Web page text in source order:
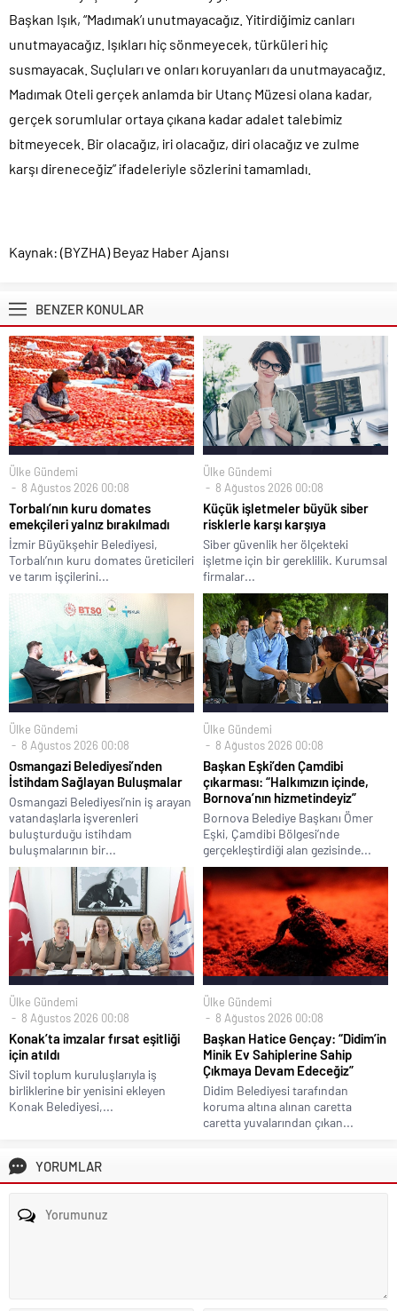
Başkan Işık, “Madımak’ı unutmayacağız. Yitirdiğimiz canları
unutmayacağız. Işıkları hiç sönmeyecek, türküleri hiç
susmayacak. Suçluları ve onları koruyanları da unutmayacağız.
Madımak Oteli gerçek anlamda bir Utanç Müzesi olana kadar,
gerçek sorumlular ortaya çıkana kadar adalet talebimiz
bitmeyecek. Bir olacağız, iri olacağız, diri olacağız ve zulme
karşı direneceğiz” ifadeleriyle sözlerini tamamladı.
Kaynak: (BYZHA) Beyaz Haber Ajansı
BENZER KONULAR
Ülke Gündemi
8 Ağustos 2026 00:08
Torbalı’nın kuru domates
emekçileri yalnız bırakılmadı
İzmir Büyükşehir Belediyesi,
Torbalı’nın kuru domates üreticileri
ve tarım işçilerini...
Ülke Gündemi
8 Ağustos 2026 00:08
Küçük işletmeler büyük siber
risklerle karşı karşıya
Siber güvenlik her ölçekteki
işletme için bir gereklilik. Kurumsal
firmalar...
Ülke Gündemi
8 Ağustos 2026 00:08
Osmangazi Belediyesi’nden
İstihdam Sağlayan Buluşmalar
Osmangazi Belediyesi’nin iş arayan
vatandaşlarla işverenleri
buluşturduğu istihdam
buluşmalarının bir...
Ülke Gündemi
8 Ağustos 2026 00:08
Başkan Eşki’den Çamdibi
çıkarması: “Halkımızın içinde,
Bornova’nın hizmetindeyiz”
Bornova Belediye Başkanı Ömer
Eşki, Çamdibi Bölgesi’nde
gerçekleştirdiği alan gezisinde...
Ülke Gündemi
8 Ağustos 2026 00:08
Konak’ta imzalar fırsat eşitliği
için atıldı
Sivil toplum kuruluşlarıyla iş
birliklerine bir yenisini ekleyen
Konak Belediyesi,...
Ülke Gündemi
8 Ağustos 2026 00:08
Başkan Hatice Gençay: “Didim’in
Minik Ev Sahiplerine Sahip
Çıkmaya Devam Edeceğiz”
Didim Belediyesi tarafından
koruma altına alınan caretta
caretta yuvalarından çıkan...
YORUMLAR